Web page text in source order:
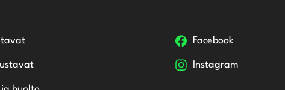
Facebook
Instagram